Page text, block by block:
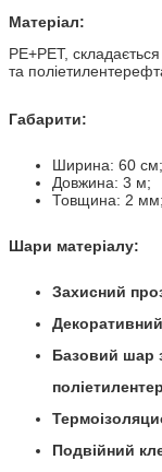
Матеріал:
PE+PET,
та
Габарити:
Ширина: 60 см;
Довжина: 3 м;
Товщина: 2 мм;
Шари матеріалу:
Захисний
Базовий шар
Подвійний